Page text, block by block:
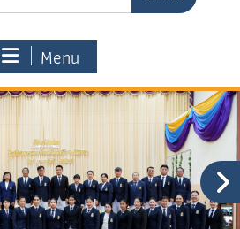
Menu